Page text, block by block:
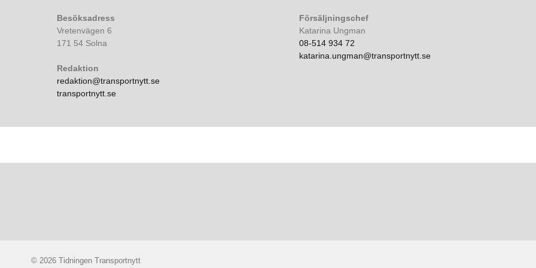
Besöksadress
Vretenvägen 6
171 54 Solna
Redaktion
redaktion@transportnytt.se
transportnytt.se
Försäljningschef
Katarina Ungman
08-514 934 72
katarina.ungman@transportnytt.se
© 2026 Tidningen Transportnytt